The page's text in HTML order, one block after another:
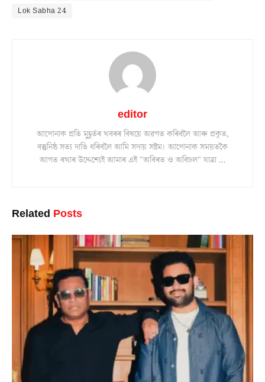
Lok Sabha 24
editor
আপোনাক প্ৰতি মুহূৰ্তৰ খবৰৰ বিষয়ে অৱগত কৰিবলৈ আৰু প্ৰকৃত,
বস্তুনিষ্ঠ সত্য দাঙি ধৰিবলৈ আমি সদায় সষ্টম। আপোনাক সময়তকৈ
আগত ৰখাৰ উদ্দেশ্যেই আমাৰ এই "অবিৰত ও অবিচল" যাত্ৰা ...
Related Posts